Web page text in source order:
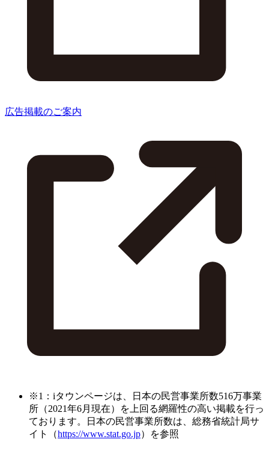
広告掲載のご案内
※1：iタウンページは、日本の民営事業所数516万事業
所（2021年6月現在）を上回る網羅性の高い掲載を行っ
ております。日本の民営事業所数は、総務省統計局サ
イト（https://www.stat.go.jp）を参照